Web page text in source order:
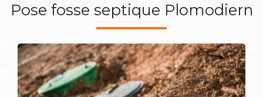
Pose fosse septique Plomodiern